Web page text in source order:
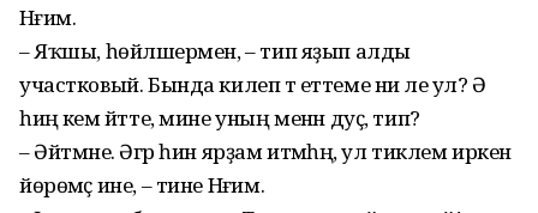
Нәғим.
– Яҡшы, һөйләшермен, – тип яҙып алды
участковый. Бында килеп тә еттеме ни әле ул? Ә
һиңә кем әйтте, мине уның менән дуҫ, тип?
– Әйтмәне. Әгәр һин ярҙам итмәһәң, ул тиклем иркен
йөрөмәҫ ине, – тине Нәғим.